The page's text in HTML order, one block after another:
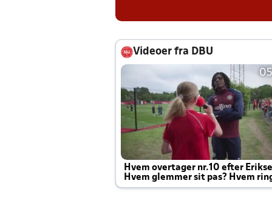
Videoer fra DBU
Hvem overtager nr.10 efter
Hvem glemmer sit pas? Hvem
Joachim altid til efter kampe?